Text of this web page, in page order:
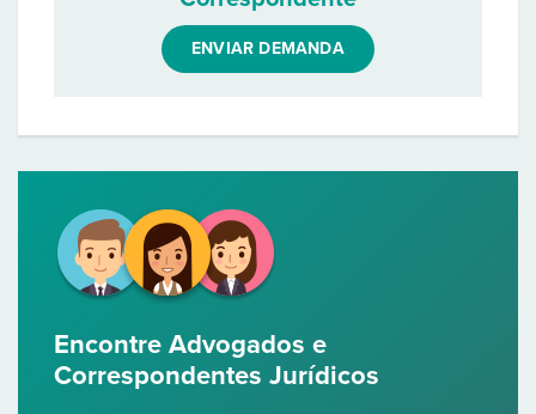
ENVIAR DEMANDA
Encontre Advogados e
Correspondentes Jurídicos